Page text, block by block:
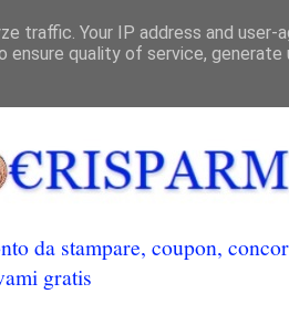
da stampare, coupon,
gratis
traffic. Your IP address and user-
quality of service, generate